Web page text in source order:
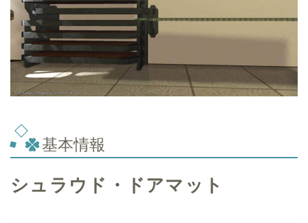
基本情報
シュラウド・ドアマット